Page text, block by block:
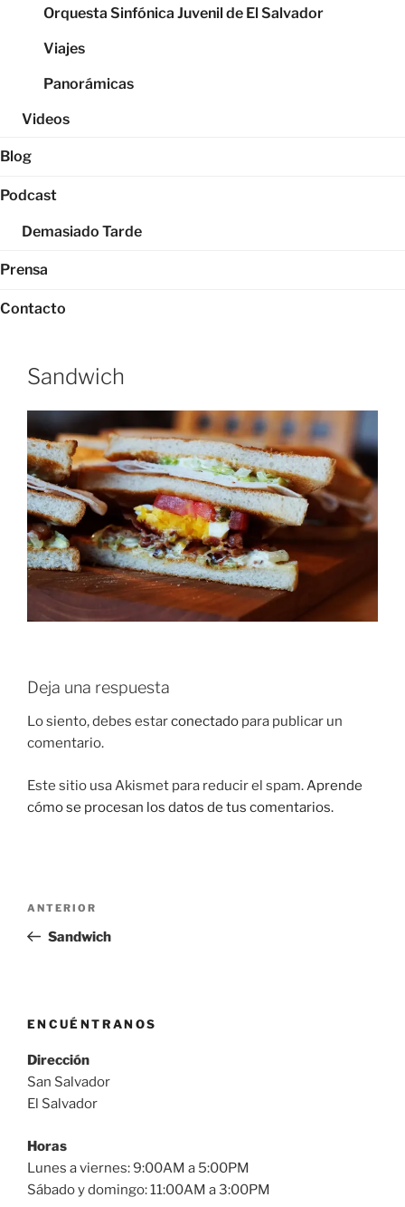
Orquesta Sinfónica Juvenil de El Salvador
Viajes
Panorámicas
Videos
Blog
Podcast
Demasiado Tarde
Prensa
Contacto
Sandwich
Deja una respuesta
Lo siento, debes estarconectado para publicar un
comentario.
Este sitio usa Akismet para reducir el spam.Aprende
cómo se procesan los datos de tus comentarios.
entradas
Entrada
anterior:
ANTERIOR
Sandwich
ENCUÉNTRANOS
Dirección
San Salvador
El Salvador
Horas
Lunes a viernes: 9:00AM a 5:00PM
Sábado y domingo: 11:00AM a 3:00PM